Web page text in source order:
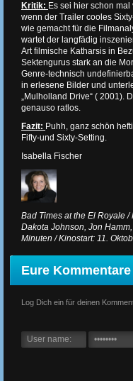
Kritik: Es sei hier schon mal
wenn der Trailer cooles
wie gemacht für die
wartet der langfädig
Art filmische Katharsis in
Sektengurus stark an die
Genre-technisch
in erlesene Bilder und
„Mulholland Drive“ ( 2001).
genauso ratlos.
Fazit: Puhh, ganz schön
Fifty-und Sixty-Setting.
Isabella Fischer
Bad Times at the El Royale
Dakota Johnson, Jon
Minuten / Kinostart: 11.
Eure Kommentare
Log Dich ein für deinen